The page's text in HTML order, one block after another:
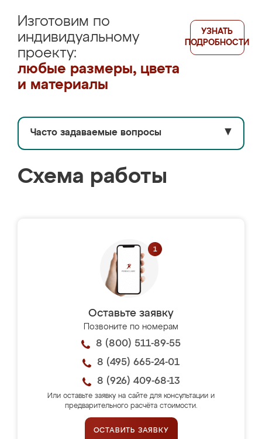
Изготовим по
индивидуальному
проекту:
любые размеры, цвета
и материалы
УЗНАТЬ
ПОДРОБНОСТИ
Часто задаваемые вопросы ▼
Схема работы
Оставьте заявку
Позвоните по номерам
8 (800) 511-89-55
8 (495) 665-24-01
8 (926) 409-68-13
Или оставьте заявку на сайте для консультации и
предварительного расчёта стоимости.
ОСТАВИТЬ ЗАЯВКУ